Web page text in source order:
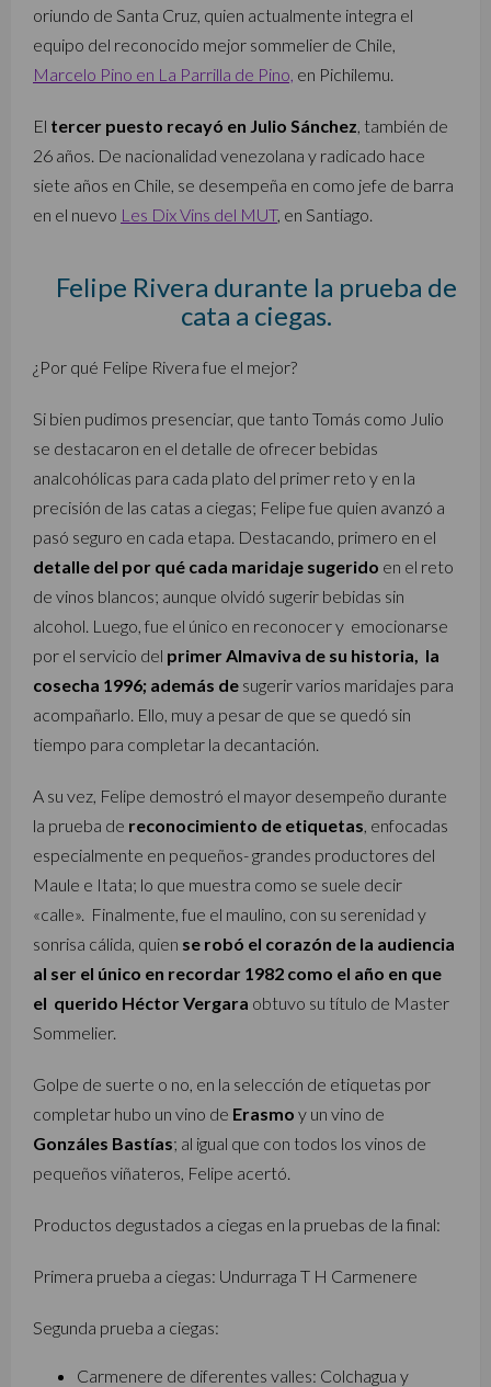
oriundo de Santa Cruz, quien actualmente integra el
equipo del reconocido mejor sommelier de Chile,
Marcelo Pino en La Parrilla de Pino, en Pichilemu.
El tercer puesto recayó en Julio Sánchez , también de
26 años. De nacionalidad venezolana y radicado hace
siete años en Chile, se desempeña en como jefe de barra
en el nuevo Les Dix Vins del MUT, en Santiago.
Felipe Rivera durante la prueba de
cata a ciegas.
¿Por qué Felipe Rivera fue el mejor?
Si bien pudimos presenciar, que tanto Tomás como Julio
se destacaron en el detalle de ofrecer bebidas
analcohólicas para cada plato del primer reto y en la
precisión de las catas a ciegas; Felipe fue quien avanzó a
pasó seguro en cada etapa. Destacando, primero en el
detalle del por qué cada maridaje sugerido en el reto
de vinos blancos; aunque olvidó sugerir bebidas sin
alcohol. Luego, fue el único en reconocer y emocionarse
por el servicio del primer Almaviva de su historia, la
cosecha 1996; además de sugerir varios maridajes para
acompañarlo. Ello, muy a pesar de que se quedó sin
tiempo para completar la decantación.
A su vez, Felipe demostró el mayor desempeño durante
la prueba de reconocimiento de etiquetas , enfocadas
especialmente en pequeños- grandes productores del
Maule e Itata; lo que muestra como se suele decir
«calle». Finalmente, fue el maulino, con su serenidad y
sonrisa cálida, quien se robó el corazón de la audiencia
al ser el único en recordar 1982 como el año en que
el querido Héctor Vergara obtuvo su título de Master
Sommelier.
Golpe de suerte o no, en la selección de etiquetas por
completar hubo un vino de Erasmo y un vino de
Gonzáles Bastías; al igual que con todos los vinos de
pequeños viñateros, Felipe acertó.
Productos degustados a ciegas en la pruebas de la final:
Primera prueba a ciegas: Undurraga T H Carmenere
Segunda prueba a ciegas:
Carmenere de diferentes valles: Colchagua y